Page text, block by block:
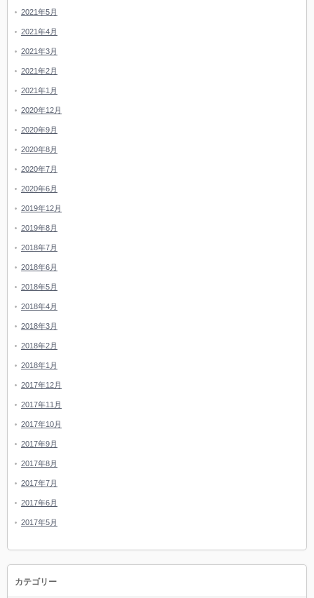
2021年5月
2021年4月
2021年3月
2021年2月
2021年1月
2020年12月
2020年9月
2020年8月
2020年7月
2020年6月
2019年12月
2019年8月
2018年7月
2018年6月
2018年5月
2018年4月
2018年3月
2018年2月
2018年1月
2017年12月
2017年11月
2017年10月
2017年9月
2017年8月
2017年7月
2017年6月
2017年5月
カテゴリー